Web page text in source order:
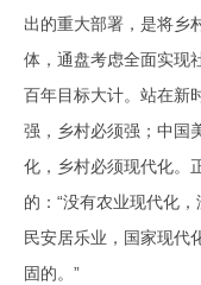
出的重大部署，是将乡
体，通盘考虑全面实现
百年目标大计。站在新
强，乡村必须强；中国
化，乡村必须现代化。
的：“没有农业现代化
民安居乐业，国家现代
固的。”